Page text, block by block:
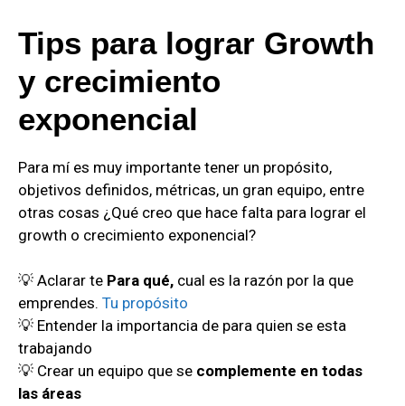
Tips para lograr Growth
y crecimiento
exponencial
Para mí es muy importante tener un propósito,
objetivos definidos, métricas, un gran equipo, entre
otras cosas ¿Qué creo que hace falta para lograr el
growth o crecimiento exponencial?
💡 Aclarar te Para qué, cual es la razón por la que
emprendes. Tu propósito
💡 Entender la importancia de para quien se esta
trabajando
💡 Crear un equipo que se complemente en todas
las áreas